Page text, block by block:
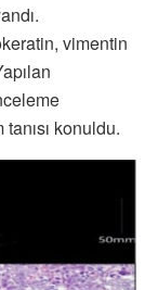
vimentin
konuldu.